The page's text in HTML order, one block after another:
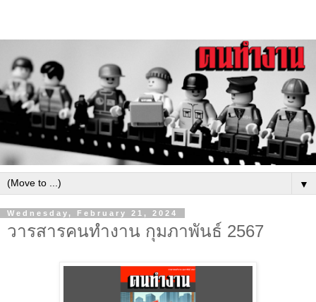
▼
Wednesday, February 21, 2024
วารสารคนทำงาน กุมภาพันธ์ 2567